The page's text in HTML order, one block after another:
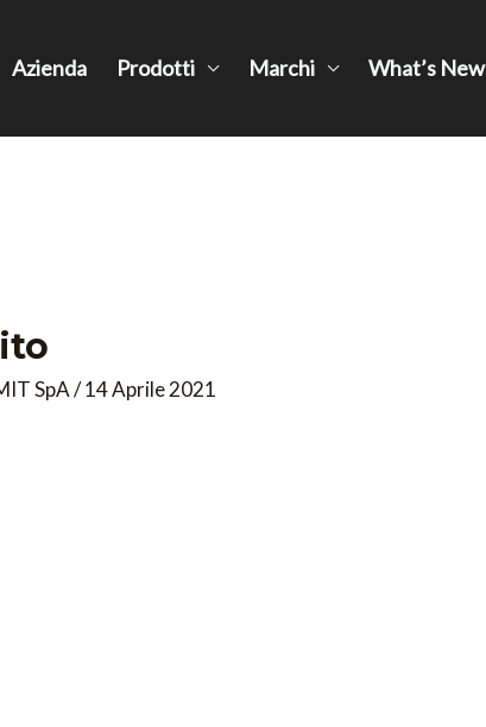
Azienda Prodotti Marchi What’s New
SpA/14 Aprile 2021